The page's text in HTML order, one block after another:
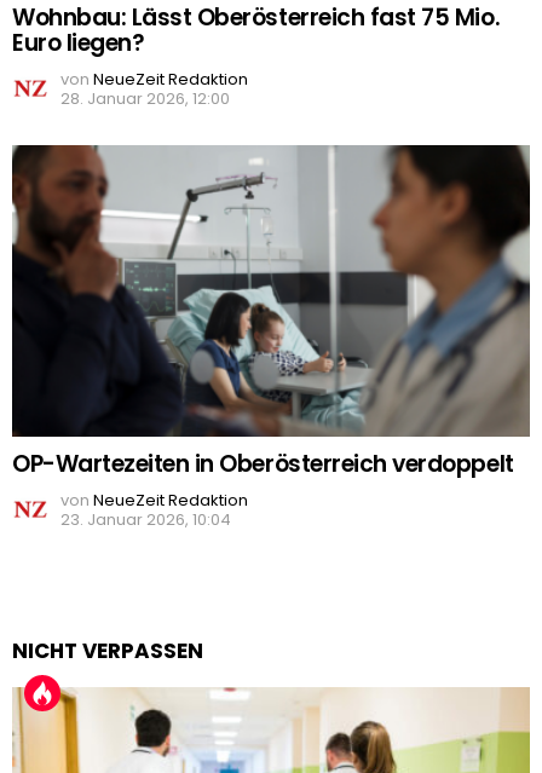
Wohnbau: Lässt Oberösterreich fast 75 Mio.
Euro liegen?
von NeueZeit Redaktion
28. Januar 2026, 12:00
OP-Wartezeiten in Oberösterreich verdoppelt
von NeueZeit Redaktion
23. Januar 2026, 10:04
NICHT VERPASSEN